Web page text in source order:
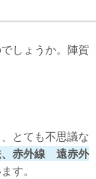
しょうか。陣賀
とても不思議な
、赤外線 遠赤外
す。